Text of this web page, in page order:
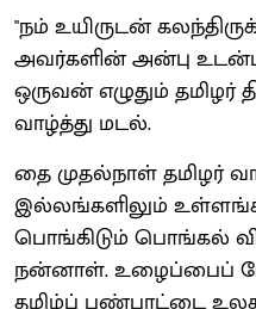
"நம் உயிருடன்
அவர்களின் அன்பு
ஒருவன் எழுதும்
வாழ்த்து மடல்.
தை முதல்நாள் தமிழர்
இல்லங்களிலும்
பொங்கிடும் பொங்கல்
நன்னாள். உழைப்பைப்